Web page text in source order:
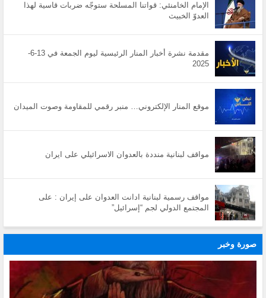
الإمام الخامنئي: قواتنا المسلحة ستوجّه ضربات قاسية لهذا
العدوّ الخبيث
مقدمة نشرة أخبار المنار الرئيسية ليوم الجمعة في 13-6-
2025
موقع المنار الإلكتروني… منبر رقمي للمقاومة وصوت الميدان
مواقف لبنانية منددة بالعدوان الاسرائيلي على ايران
مواقف رسمية لبنانية ادانت العدوان على إيران : على
المجتمع الدولي لجم “إسرائيل”
صورة وخبر